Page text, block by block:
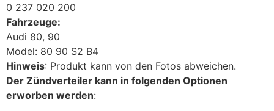
0 237 020 200
Fahrzeuge:
Audi 80, 90
Model: 80 90 S2 B4
Hinweis: Produkt kann von den Fotos abweichen.
Der Zündverteiler kann in folgenden Optionen
erworben werden: